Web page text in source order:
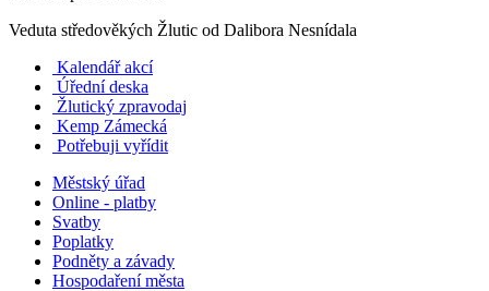
Veduta středověkých Žlutic od Dalibora Nesnídala
Kalendář akcí
Úřední deska
Žlutický zpravodaj
Kemp Zámecká
Potřebuji vyřídit
Městský úřad
Online - platby
Svatby
Poplatky
Podněty a závady
Hospodaření města